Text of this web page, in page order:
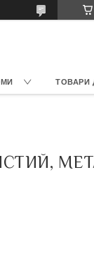
ТОВАРИ